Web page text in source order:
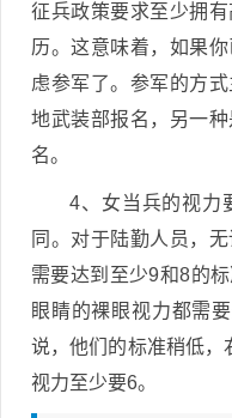
征兵政策要求至少拥
历。这意味着，如果
虑参军了。参军的方
地武装部报名，另一
名。
4、女当兵的视力
同。对于陆勤人员，
需要达到至少9和8的
眼睛的裸眼视力都需
说，他们的标准稍低，
视力至少要6。